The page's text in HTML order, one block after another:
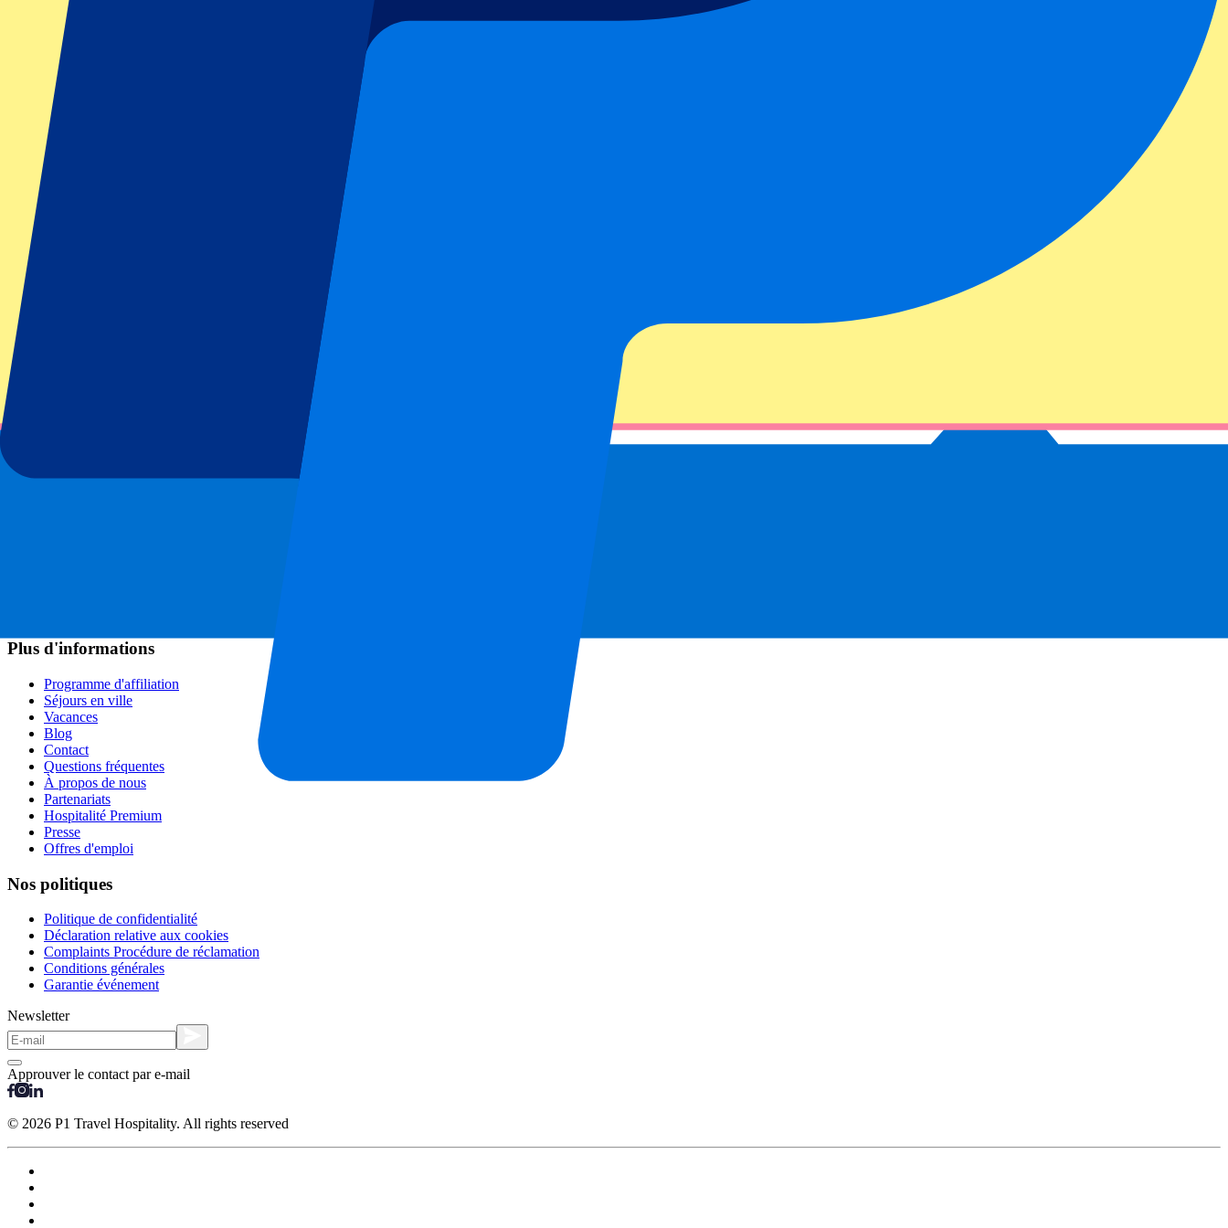
Manchester United
Manchester City
FC Barcelona
Real Madrid
Napoli
AC Milan
Événements populaires
Tous les sports
Serie A
Plus d'informations
Programme d'affiliation
Séjours en ville
Vacances
Blog
Contact
Questions fréquentes
À propos de nous
Partenariats
Hospitalité Premium
Presse
Offres d'emploi
Nos politiques
Politique de confidentialité
Déclaration relative aux cookies
Complaints Procédure de réclamation
Conditions générales
Garantie événement
Newsletter
Approuver le contact par e-mail
© 2026 P1 Travel Hospitality. All rights reserved